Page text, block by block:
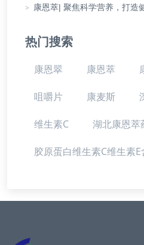
> 康恩萃| 聚焦科学营养，打造
热门搜索
康恩翠 康恩萃
咀嚼片 康麦斯
维生素C 湖北康恩萃
胶原蛋白维生素C维生素E